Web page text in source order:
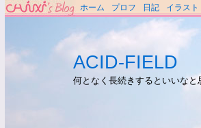
ホーム プロフ 日記 イラスト
ACID-FIELD
何となく長続きするといいなと